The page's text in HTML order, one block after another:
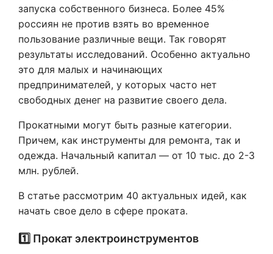
запуска собственного бизнеса. Более 45%
россиян не против взять во временное
пользование различные вещи. Так говорят
результаты исследований. Особенно актуально
это для малых и начинающих
предпринимателей, у которых часто нет
свободных денег на развитие своего дела.
Прокатными могут быть разные категории.
Причем, как инструменты для ремонта, так и
одежда. Начальный капитал — от 10 тыс. до 2-3
млн. рублей.
В статье рассмотрим 40 актуальных идей, как
начать свое дело в сфере проката.
1️⃣ Прокат электроинструментов